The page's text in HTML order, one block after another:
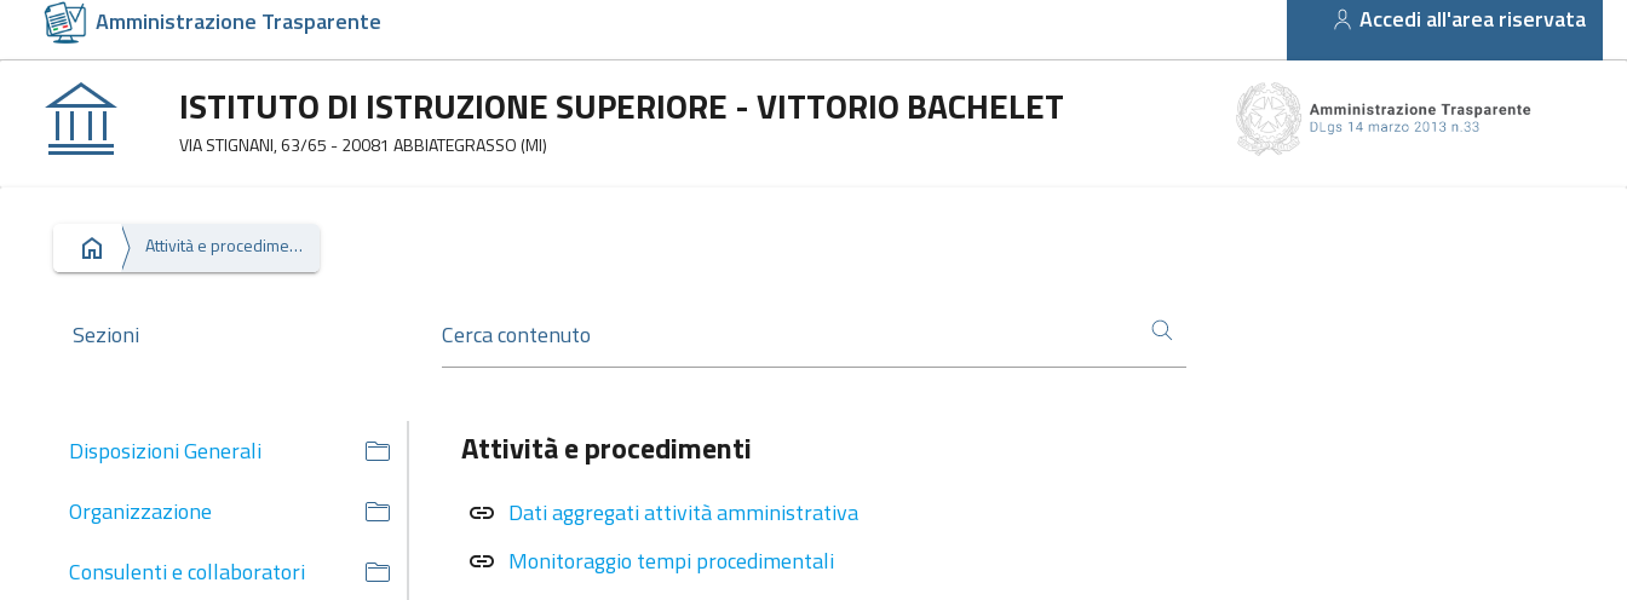
Amministrazione Trasparente Accedi all'area riservata
ISTITUTO DI ISTRUZIONE SUPERIORE - VITTORIO BACHELET
VIA STIGNANI, 63/65 - 20081 ABBIATEGRASSO (MI)
Attività e procedimenti
Sezioni
Disposizioni Generali
Organizzazione
Consulenti e collaboratori
Attività e procedimenti
link Dati aggregati attività amministrativa
link Monitoraggio tempi procedimentali